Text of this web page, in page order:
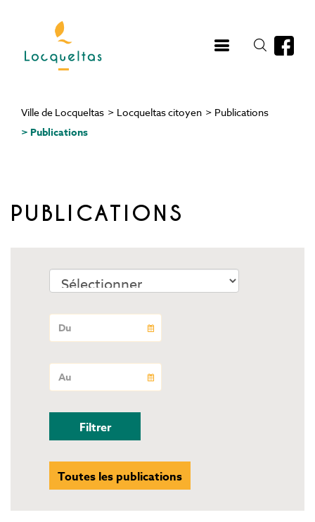
contenu
Fil
Ville de Locqueltas > Locqueltas citoyen > Publications
> Publications
PUBLICATIONS
Toutes les publications